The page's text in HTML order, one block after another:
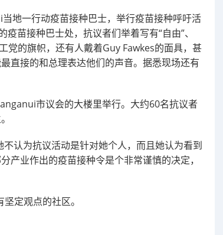
地一行动疫苗接种巴士，举行疫苗接种呼吁活
苗接种巴士处，抗议者们举着写有“自由”、
党的旗帜，还有人戴着Guy Fawkes的面具，甚
直接的和总理表达他们的声音。据悉现场还有
市议会的大楼里举行。大约60名抗议者
认为抗议活动是针对她个人，而且她认为看到
产业作出的疫苗接种令是个非常谨慎的决定，
定观点的社区。